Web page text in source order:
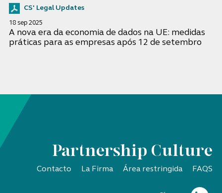
CS' Legal Updates
18 sep 2025
A nova era da economia de dados na UE: medidas
práticas para as empresas após 12 de setembro
Partnership Culture
Contacto La Firma Área restringida FAQS